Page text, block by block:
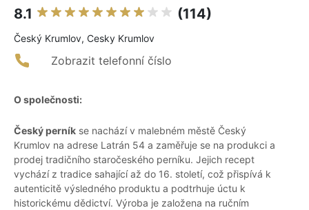
8.1 (114)
Český Krumlov, Cesky Krumlov
Zobrazit telefonní číslo
O společnosti:
Český perník se nachází v malebném městě Český
Krumlov na adrese Latrán 54 a zaměřuje se na produkci a
prodej tradičního staročeského perníku. Jejich recept
vychází z tradice sahající až do 16. století, což přispívá k
autenticitě výsledného produktu a podtrhuje úctu k
historickému dědictví. Výroba je založena na ručním